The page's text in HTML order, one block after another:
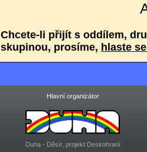
Chcete-li přijít s oddílem,
skupinou, prosíme, hlaste
Hlavní organizátor
Duha - Děsír, projekt Deskohraní